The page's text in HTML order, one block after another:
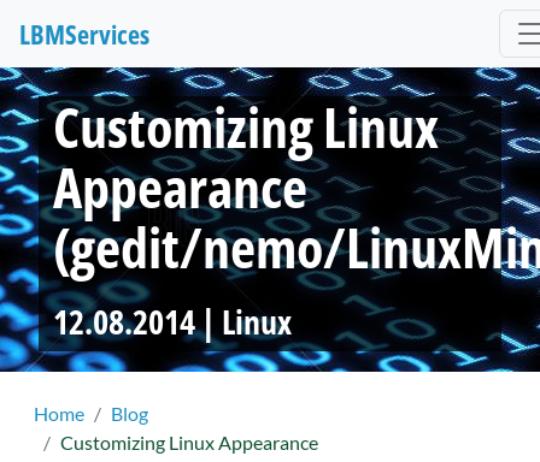
LBMServices
Customizing Linux
Appearance
(gedit/nemo/
12.08.2014 | Linux
Home
Blog
Customizing Linux Appearance